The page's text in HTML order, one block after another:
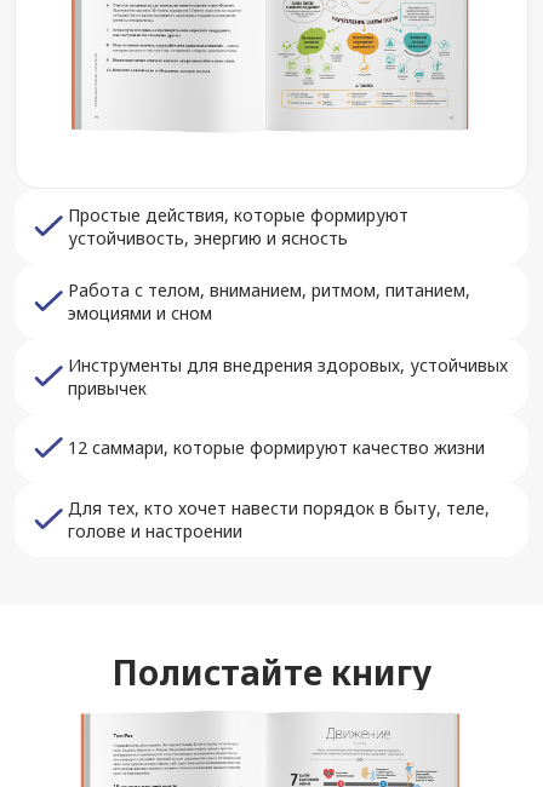
Простые действия, которые формируют
устойчивость, энергию и ясность
Работа с телом, вниманием, ритмом, питанием,
эмоциями и сном
Инструменты для внедрения здоровых, устойчивых
привычек
12 саммари, которые формируют качество жизни
Для тех, кто хочет навести порядок в быту, теле,
голове и настроении
Полистайте книгу